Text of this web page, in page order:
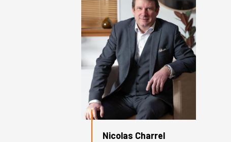
Nicolas Charrel